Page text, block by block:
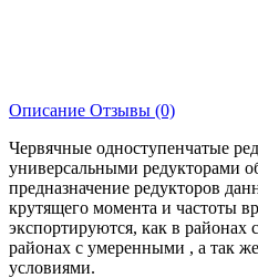
Описание Отзывы (0)
Червячные одноступенчатые
универсальными редукторами
предназначение редукторов
крутящего момента и частоты
экспортируются, как в
районах с умеренными , а так
условиями.